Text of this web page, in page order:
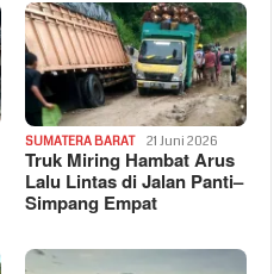
SUMATERA BARAT 21 Juni 2026
Truk Miring Hambat Arus
Lalu Lintas di Jalan Panti–
Simpang Empat